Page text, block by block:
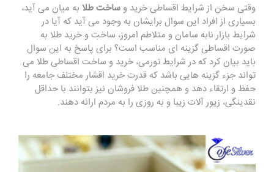
وقتی سخن از شرایط اقساطی خرید و ساخت طلا به میان می آید،
بسیاری از افراد این سوال برایشان به وجود می آید که آیا در
شرایط بازار نابه سامان و متلاطم امروز، ساخت و خرید طلا به
صورت اقساطی گزینه ای مناسب است؟ برای پاسخ به این سوال
باید بیان کرد که در شرایط تورمی، خرید و ساخت اقساطی طلا می
تواند جزء گزینه هایی باشد که قدرت خرید اقشار مختلف جامعه را
حفظ و ارتقاء دهد و همچنین طلا فروشان نیز بتوانند با حداقل
نقدینگی، زیور آلات زیبا و به روزی را به مردم ارائه دهند.